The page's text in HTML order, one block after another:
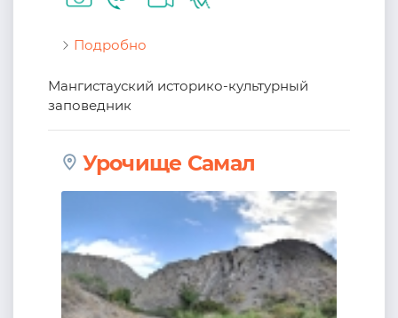
Подробно
Мангистауский историко-культурный
заповедник
Урочище Самал